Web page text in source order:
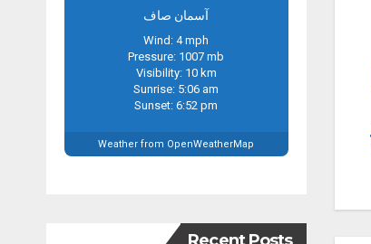
آسمان صاف
Wind: 4 mph
Pressure: 1007 mb
Visibility: 10 km
Sunrise: 5:06 am
Sunset: 6:52 pm
Weather from OpenWeatherMap